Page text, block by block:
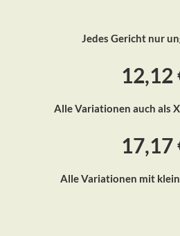
Jedes Gericht nur
12,12
Alle Variationen auch als
17,17
Alle Variationen mit